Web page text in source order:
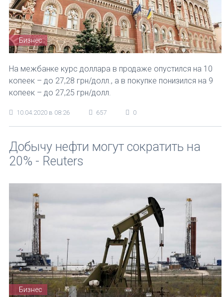
Бизнес
На межбанке курс доллара в продаже опустился на 10
копеек – до 27,28 грн/долл., а в покупке понизился на 9
копеек – до 27,25 грн/долл.
10.04.2020 в 08:26 657 0
Добычу нефти могут сократить на
20% - Reuters
Бизнес